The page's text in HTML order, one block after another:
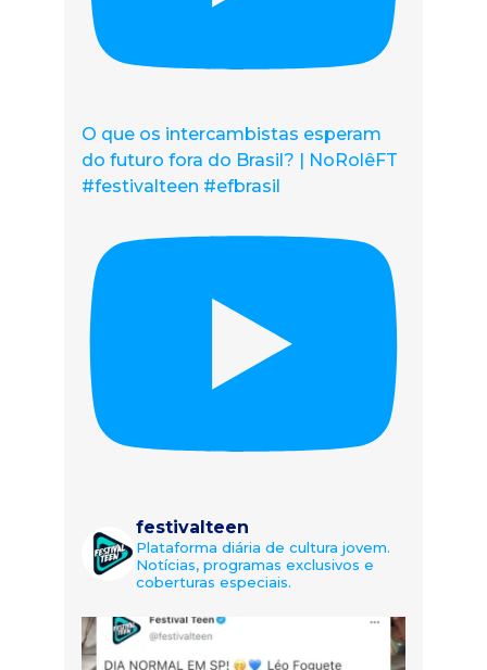
O que os intercambistas esperam
do futuro fora do Brasil? | NoRolêFT
#festivalteen #efbrasil
festivalteen
Plataforma diária de cultura jovem.
Notícias, programas exclusivos e
coberturas especiais.